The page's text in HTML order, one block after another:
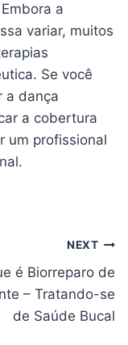
a
variar, muitos
Se você
a dança
a cobertura
um profissional
NEXT
é Biorreparo de
– Tratando-se
de Saúde Bucal